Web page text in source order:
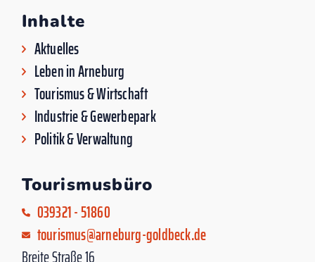
Inhalte
Aktuelles
Leben in Arneburg
Tourismus & Wirtschaft
Industrie & Gewerbepark
Politik & Verwaltung
Tourismusbüro
039321 - 51860
tourismus@arneburg-goldbeck.de